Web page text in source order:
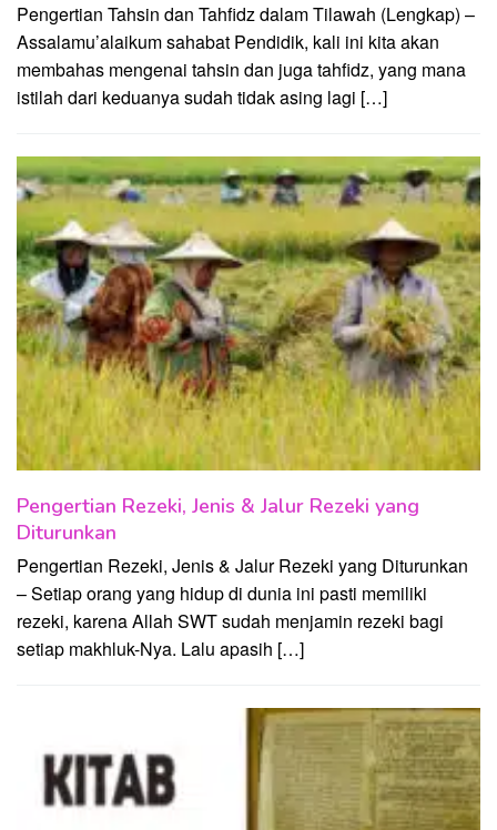
Pengertian Tahsin dan Tahfidz dalam Tilawah (Lengkap) –
Assalamu’alaikum sahabat Pendidik, kali ini kita akan
membahas mengenai tahsin dan juga tahfidz, yang mana
istilah dari keduanya sudah tidak asing lagi […]
Pengertian Rezeki, Jenis & Jalur Rezeki yang
Diturunkan
Pengertian Rezeki, Jenis & Jalur Rezeki yang Diturunkan
– Setiap orang yang hidup di dunia ini pasti memiliki
rezeki, karena Allah SWT sudah menjamin rezeki bagi
setiap makhluk-Nya. Lalu apasih […]